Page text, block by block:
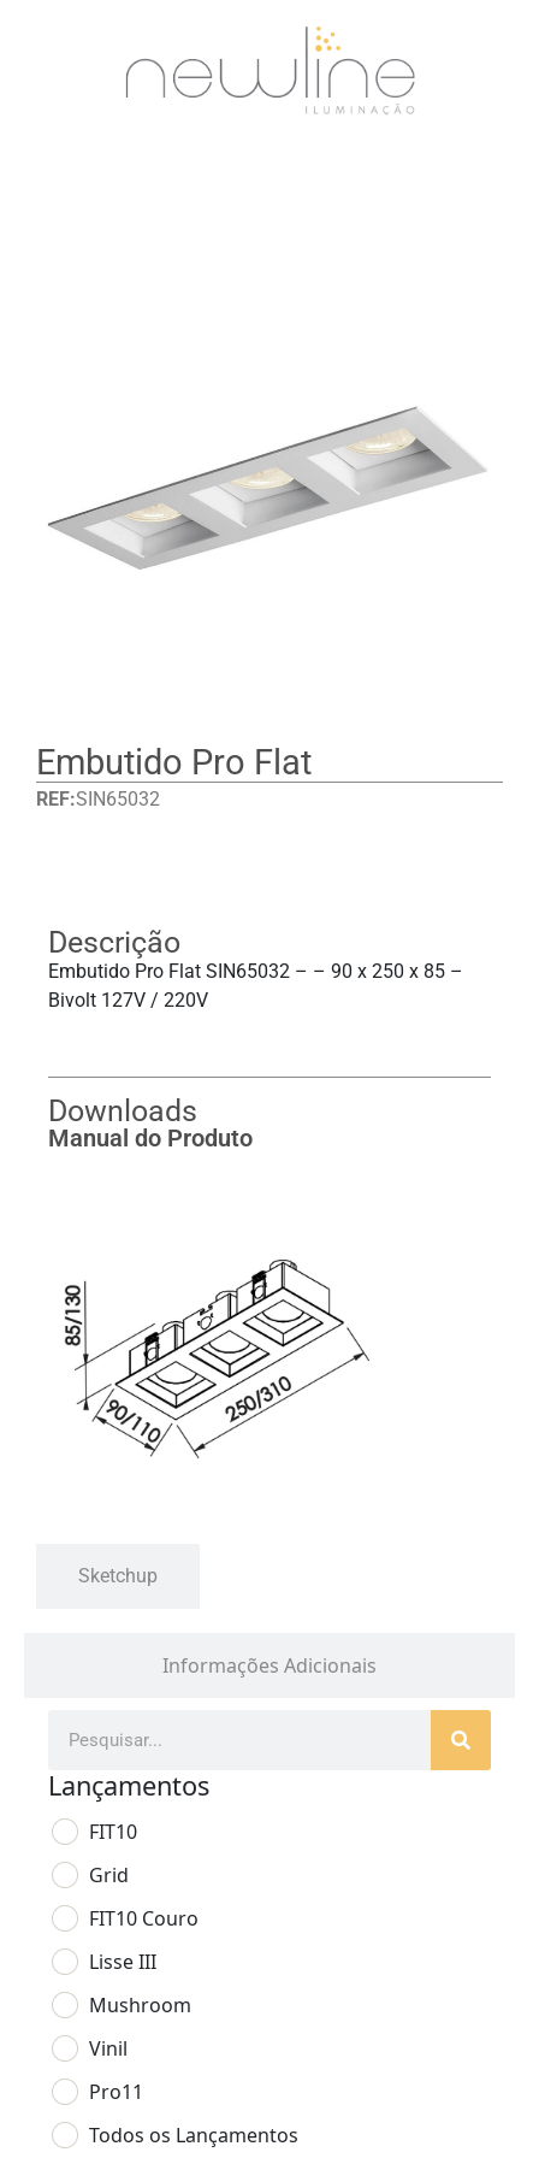
Embutido Pro Flat
REF:SIN65032
Informações Adicionais
Descrição
Embutido Pro Flat SIN65032 – – 90 x 250 x 85 –
Bivolt 127V / 220V
Downloads
Manual do Produto
Sketchup
Lançamentos
FIT10
Grid
FIT10 Couro
Lisse III
Mushroom
Vinil
Pro11
Todos os Lançamentos